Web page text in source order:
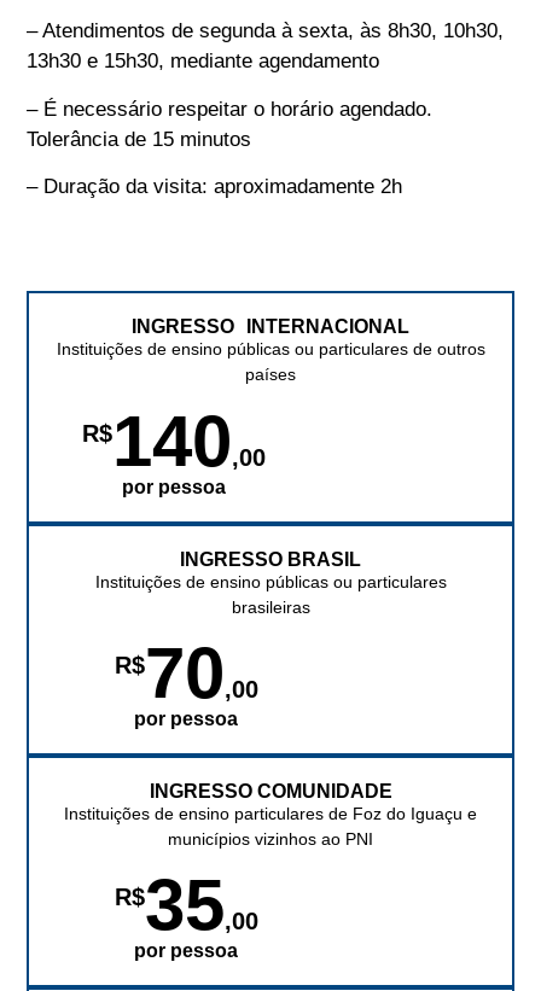
– Atendimentos de segunda à sexta, às 8h30, 10h30,
13h30 e 15h30, mediante agendamento
– É necessário respeitar o horário agendado.
Tolerância de 15 minutos
– Duração da visita: aproximadamente 2h
INGRESSO INTERNACIONAL
Instituições de ensino públicas ou particulares de outros
países
R$140,00
por pessoa
INGRESSO BRASIL
Instituições de ensino públicas ou particulares
brasileiras
R$70,00
por pessoa
INGRESSO COMUNIDADE
Instituições de ensino particulares de Foz do Iguaçu e
municípios vizinhos ao PNI
R$35,00
por pessoa